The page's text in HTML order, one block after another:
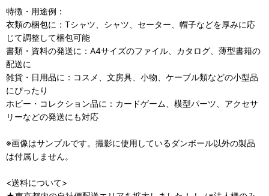
特徴・用途例：
衣類の梱包に：Tシャツ、シャツ、セーター、帽子などを厚みに応
じて調整して梱包可能
書類・資料の発送に：A4サイズのファイル、カタログ、薄型書籍の
配送に
雑貨・日用品に：コスメ、文房具、小物、ケーブル類などの小型品
にぴったり
ホビー・コレクション品に：カードゲーム、模型パーツ、アクセサ
リーなどの発送にも対応
※画像はサンプルです。撮影に使用しているダンボール以外の製品
は付属しません。
<送料について>